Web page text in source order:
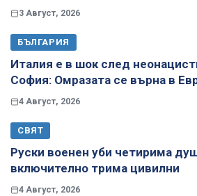
3 Август, 2026
БЪЛГАРИЯ
Италия е в шок след
София: Омразата се върна в
4 Август, 2026
СВЯТ
Руски военен уби четирима
включително трима цивилни
4 Август, 2026